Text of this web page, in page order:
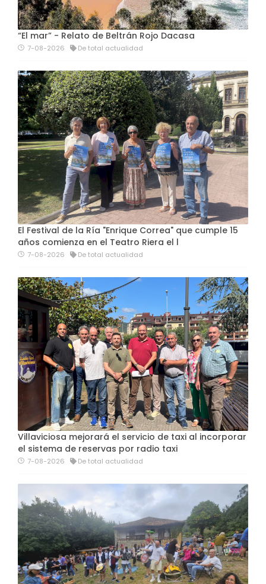
“El mar” - Relato de Beltrán Rojo Dacasa
7-08-2026 De total actualidad
El Festival de la Ría "Enrique Correa" que cumple 15
años comienza en el Teatro Riera el l
7-08-2026 De total actualidad
Villaviciosa mejorará el servicio de taxi al incorporar
el sistema de reservas por radio taxi
7-08-2026 De total actualidad